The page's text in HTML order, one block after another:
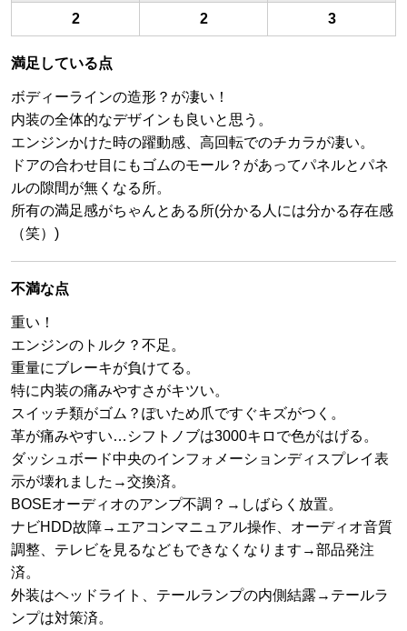
2 2 3
満足している点
ボディーラインの造形？が凄い！
内装の全体的なデザインも良いと思う。
エンジンかけた時の躍動感、高回転でのチカラが凄い。
ドアの合わせ目にもゴムのモール？があってパネルとパネ
ルの隙間が無くなる所。
所有の満足感がちゃんとある所(分かる人には分かる存在感
（笑）)
不満な点
重い！
エンジンのトルク？不足。
重量にブレーキが負けてる。
特に内装の痛みやすさがキツい。
スイッチ類がゴム？ぽいため爪ですぐキズがつく。
革が痛みやすい…シフトノブは3000キロで色がはげる。
ダッシュボード中央のインフォメーションディスプレイ表
示が壊れました→交換済。
BOSEオーディオのアンプ不調？→しばらく放置。
ナビHDD故障→エアコンマニュアル操作、オーディオ音質
調整、テレビを見るなどもできなくなります→部品発注
済。
外装はヘッドライト、テールランプの内側結露→テールラ
ンプは対策済。